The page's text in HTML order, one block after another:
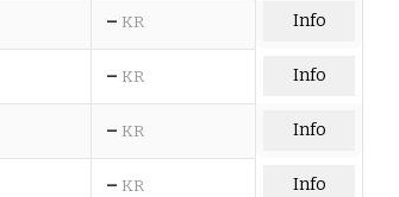
– KR Info
– KR Info
– KR Info
– KR Info